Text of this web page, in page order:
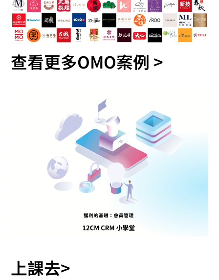
查看更多OMO案例 >
上課去>